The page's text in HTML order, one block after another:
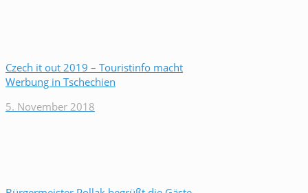
Czech it out 2019 – Touristinfo macht
Werbung in Tschechien
5. November 2018